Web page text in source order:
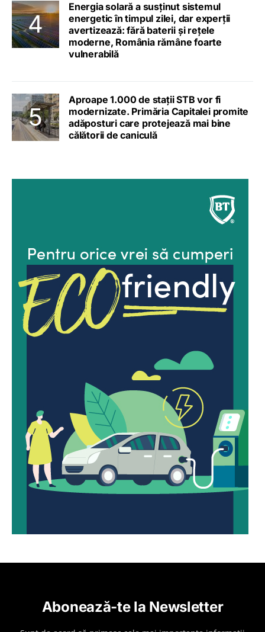
Energia solară a susținut sistemul
energetic în timpul zilei, dar experții
avertizează: fără baterii și rețele
moderne, România rămâne foarte
vulnerabilă
Aproape 1.000 de stații STB vor fi
modernizate. Primăria Capitalei promite
adăposturi care protejează mai bine
călătorii de caniculă
Abonează-te la Newsletter